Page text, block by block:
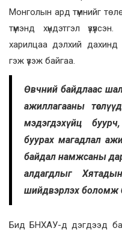
Монголын ард түмнийг
түмэнд хүндэтгэл
харилцаа дэлхий дахинд
гэж үзэж байгаа.
Өвчний байдлаас
ажиллагааны
мэдэгдэхүйц
буурах магадлал
байдал намжсаны
алдагдлыг
шийдвэрлэх боломж
Бид БНХАУ-д дэгдээд